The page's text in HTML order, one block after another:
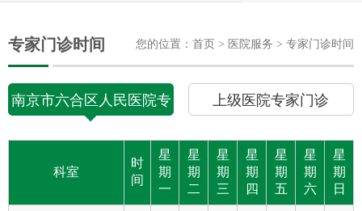
教学科研
互动平台
人力资源
视频点播
专家门诊时间 您的位置：首页 > 医院服务 > 专家门诊时间
南京市六合区人民医院专
上级医院专家门诊
科室
时
间
星
期
一
星
期
二
星
期
三
星
期
四
星
期
五
星
期
六
星
期
日